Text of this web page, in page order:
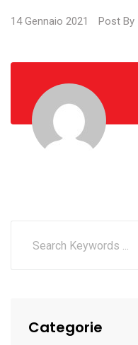
14 Gennaio 2021 Post By
Categorie